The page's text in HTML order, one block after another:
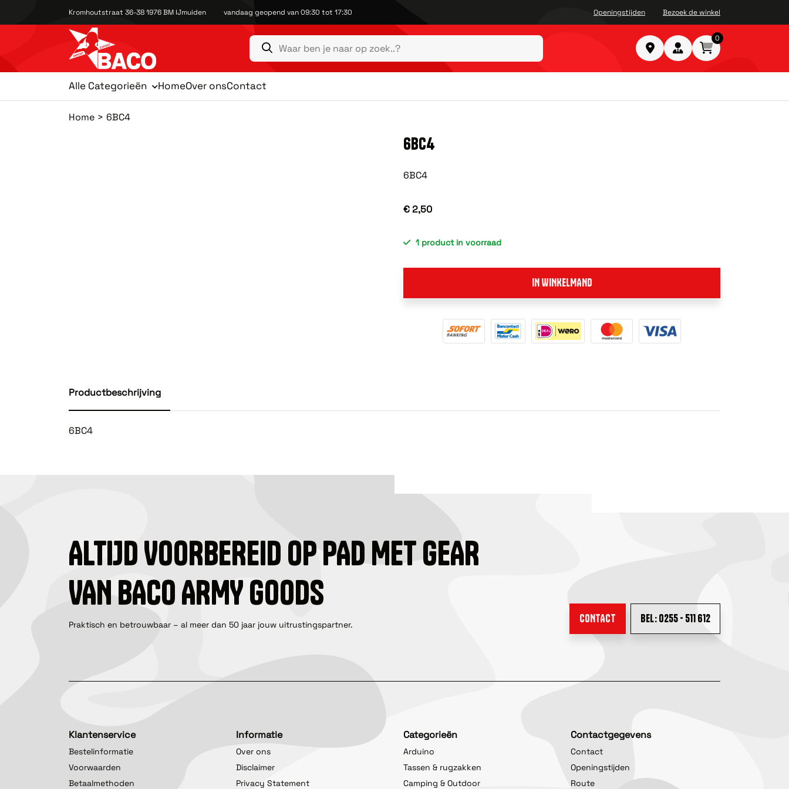
Kromhoutstraat 36-38 1976 BM IJmuiden vandaag geopend van 09:30 tot 17:30 Openingstijden Bezoek de winkel
0
Alle Categorieën HomeOver onsContact
Home 6BC4
6BC4
6BC4
€ 2,50
1 product in voorraad
IN WINKELMAND
Productbeschrijving
6BC4
ALTIJD VOORBEREID OP PAD MET GEAR
VAN BACO ARMY GOODS
Praktisch en betrouwbaar – al meer dan 50 jaar jouw uitrustingspartner. CONTACT BEL: 0255 - 511 612
Klantenservice
Bestelinformatie
Voorwaarden
Betaalmethoden
Informatie
Over ons
Disclaimer
Privacy Statement
Categorieën
Arduino
Tassen & rugzakken
Camping & Outdoor
Contactgegevens
Contact
Openingstijden
Route